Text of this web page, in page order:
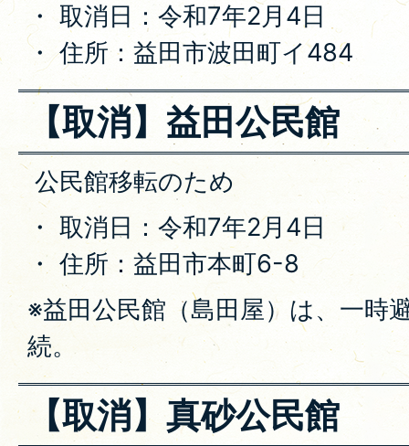
・ 取消日：令和7年2月4日
・ 住所：益田市波田町イ484
【取消】益田公民館
公民館移転のため
・ 取消日：令和7年2月4日
・ 住所：益田市本町6-8
※益田公民館（島田屋）は、一時
続。
【取消】真砂公民館